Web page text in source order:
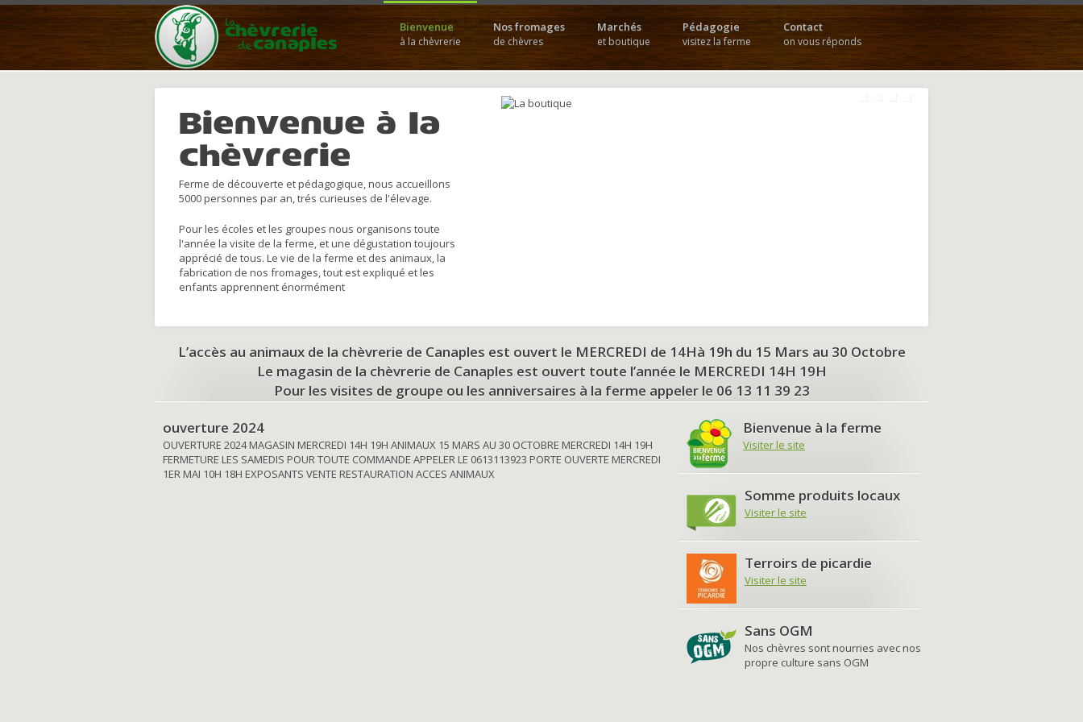
Bienvenue
à la chèvrerie
Nos fromages
de chèvres
Marchés
et boutique
Pédagogie
visitez la ferme
Contact
on vous réponds
Bienvenue à la
chèvrerie
Ferme de découverte et pédagogique, nous accueillons
5000 personnes par an, trés curieuses de l'élevage.
Pour les écoles et les groupes nous organisons toute
l'année la visite de la ferme, et une dégustation toujours
apprécié de tous. Le vie de la ferme et des animaux, la
fabrication de nos fromages, tout est expliqué et les
enfants apprennent énormément
L’accès au animaux de la chèvrerie de Canaples est ouvert le MERCREDI de 14Hà 19h du 15 Mars au 30 Octobre
Le magasin de la chèvrerie de Canaples est ouvert toute l’année le MERCREDI 14H 19H
Pour les visites de groupe ou les anniversaires à la ferme appeler le 06 13 11 39 23
ouverture 2024
OUVERTURE 2024 MAGASIN MERCREDI 14H 19H ANIMAUX 15 MARS AU 30 OCTOBRE MERCREDI 14H 19H
FERMETURE LES SAMEDIS POUR TOUTE COMMANDE APPELER LE 0613113923 PORTE OUVERTE MERCREDI
1ER MAI 10H 18H EXPOSANTS VENTE RESTAURATION ACCES ANIMAUX
Bienvenue à la ferme
Visiter le site
Somme produits locaux
Visiter le site
Terroirs de picardie
Visiter le site
Sans OGM
Nos chèvres sont nourries avec nos
propre culture sans OGM